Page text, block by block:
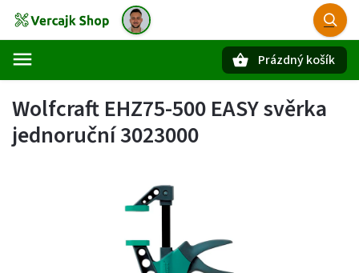
Prázdný košík
Wolfcraft EHZ75-500 EASY svěrka
jednoruční 3023000